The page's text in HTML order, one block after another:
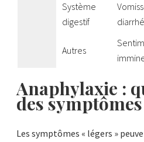
Système
digestif
Autres
Anaphylaxie :
des
Les symptômes « légers »